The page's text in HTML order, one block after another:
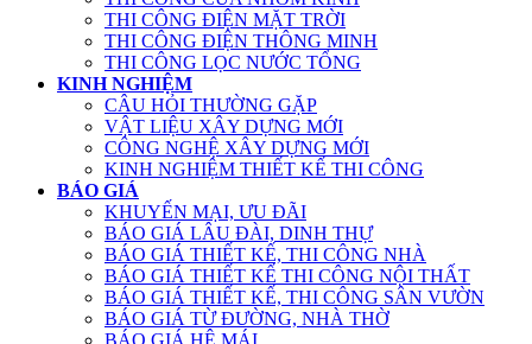
THI CÔNG ĐIỆN MẶT TRỜI
THI CÔNG ĐIỆN THÔNG MINH
THI CÔNG LỌC NƯỚC TỔNG
KINH NGHIỆM
CÂU HỎI THƯỜNG GẶP
VẬT LIỆU XÂY DỰNG MỚI
CÔNG NGHỆ XÂY DỰNG MỚI
KINH NGHIỆM THIẾT KẾ THI CÔNG
BÁO GIÁ
KHUYẾN MẠI, ƯU ĐÃI
BÁO GIÁ LÂU ĐÀI, DINH THỰ
BÁO GIÁ THIẾT KẾ, THI CÔNG NHÀ
BÁO GIÁ THIẾT KẾ THI CÔNG NỘI THẤT
BÁO GIÁ THIẾT KẾ, THI CÔNG SÂN VƯỜN
BÁO GIÁ TỪ ĐƯỜNG, NHÀ THỜ
BÁO GIÁ HỆ MÁI